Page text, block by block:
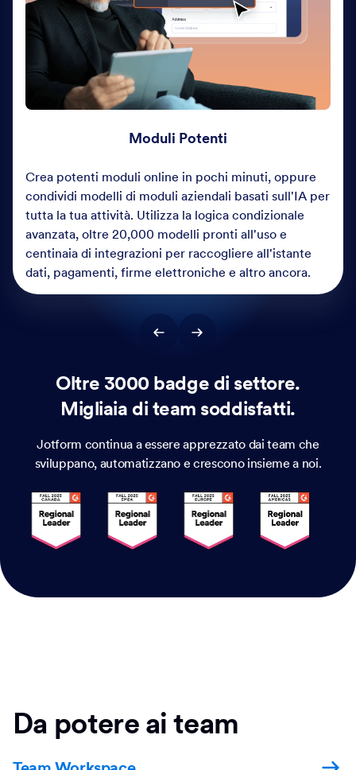
Moduli Potenti
Crea potenti moduli online in pochi minuti, oppure
condividi modelli di moduli aziendali basati sull'IA per
tutta la tua attività. Utilizza la logica condizionale
avanzata, oltre 20,000 modelli pronti all'uso e
centinaia di integrazioni per raccogliere all'istante
dati, pagamenti, firme elettroniche e altro ancora.
Oltre 3000 badge di settore.
Migliaia di team soddisfatti.
Jotform continua a essere apprezzato dai team che
sviluppano, automatizzano e crescono insieme a noi.
Da potere ai team